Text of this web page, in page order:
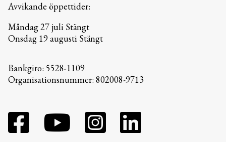
Avvikande öppettider:
Måndag 27 juli Stängt
Onsdag 19 augusti Stängt
Bankgiro: 5528-1109
Organisationsnummer: 802008-9713